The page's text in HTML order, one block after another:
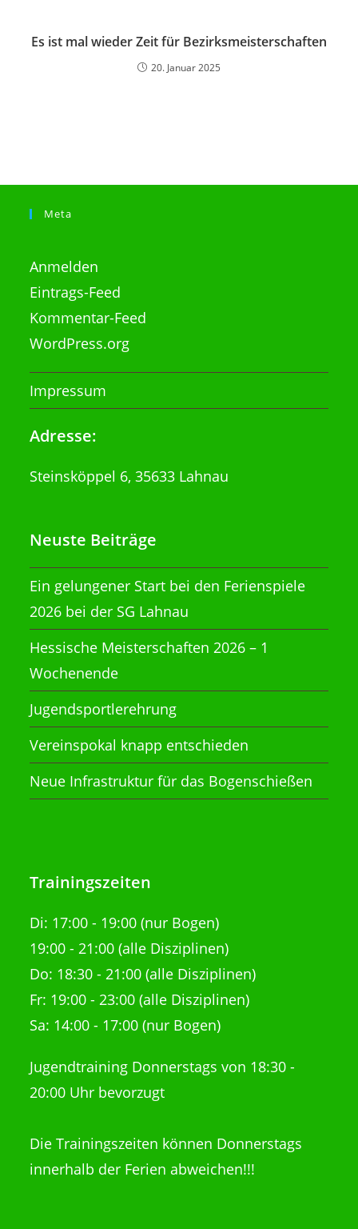
Es ist mal wieder Zeit für Bezirksmeisterschaften
20. Januar 2025
Meta
Anmelden
Eintrags-Feed
Kommentar-Feed
WordPress.org
Impressum
Adresse:
Steinsköppel 6, 35633 Lahnau
Neuste Beiträge
Ein gelungener Start bei den Ferienspiele
2026 bei der SG Lahnau
Hessische Meisterschaften 2026 – 1
Wochenende
Jugendsportlerehrung
Vereinspokal knapp entschieden
Neue Infrastruktur für das Bogenschießen
Trainingszeiten
Di: 17:00 - 19:00 (nur Bogen)
19:00 - 21:00 (alle Disziplinen)
Do: 18:30 - 21:00 (alle Disziplinen)
Fr: 19:00 - 23:00 (alle Disziplinen)
Sa: 14:00 - 17:00 (nur Bogen)
Jugendtraining Donnerstags von 18:30 -
20:00 Uhr bevorzugt
Die Trainingszeiten können Donnerstags
innerhalb der Ferien abweichen!!!